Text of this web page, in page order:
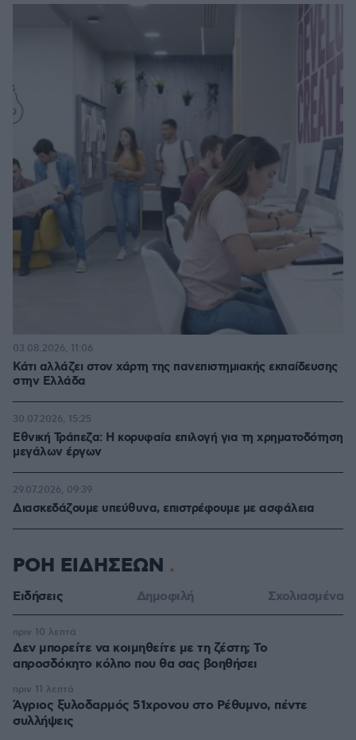
Κάτι αλλάζει στον χάρτη της πανεπιστημιακής εκπαίδευσης
στην Ελλάδα
03.08.2026, 11:06
Εθνική Τράπεζα: Η κορυφαία επιλογή για τη χρηματοδότηση
μεγάλων έργων
30.07.2026, 15:25
Διασκεδάζουμε υπεύθυνα, επιστρέφουμε με ασφάλεια
29.07.2026, 09:39
ΡΟΗ ΕΙΔΗΣΕΩΝ
Ειδήσεις Δημοφιλή Σχολιασμένα
Δεν μπορείτε να κοιμηθείτε με τη ζέστη; Το
απροσδόκητο κόλπο που θα σας βοηθήσει
πριν 10 λεπτά
Άγριος ξυλοδαρμός 51χρονου στο Ρέθυμνο, πέντε
συλλήψεις
πριν 11 λεπτά